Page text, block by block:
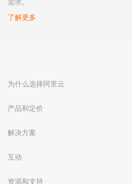
需求。
了解更多
为什么选择阿里云
产品和定价
解决方案
互动
资源和支持